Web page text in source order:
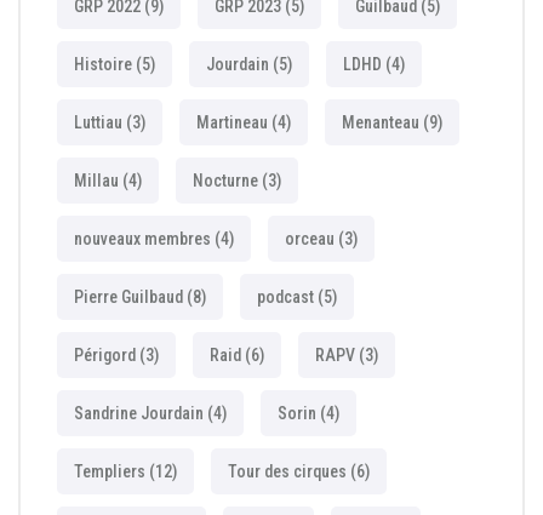
GRP 2022 (9) GRP 2023 (5) Guilbaud (5)
Histoire (5) Jourdain (5) LDHD (4)
Luttiau (3) Martineau (4) Menanteau (9)
Millau (4) Nocturne (3)
nouveaux membres (4) orceau (3)
Pierre Guilbaud (8) podcast (5)
Périgord (3) Raid (6) RAPV (3)
Sandrine Jourdain (4) Sorin (4)
Templiers (12) Tour des cirques (6)